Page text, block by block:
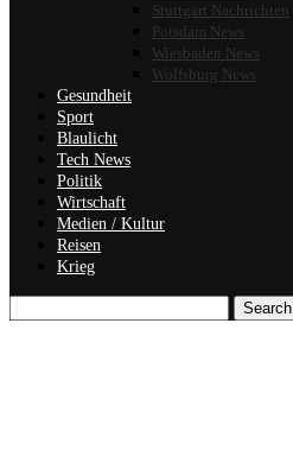
Stuttgart Nachrichten
Potsdam News
Wiesbaden News
Wolfsburg News
Gesundheit
Sport
Blaulicht
Tech News
Politik
Wirtschaft
Medien / Kultur
Reisen
Krieg
Search